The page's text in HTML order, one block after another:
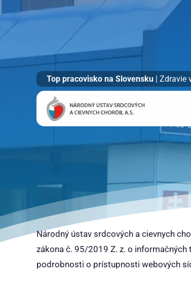
Top pracovisko na Slovensku | Zdravie
Národný ústav srdcových a cievnych
zákona č. 95/2019 Z. z. o
podrobnosti o prístupnosti webových